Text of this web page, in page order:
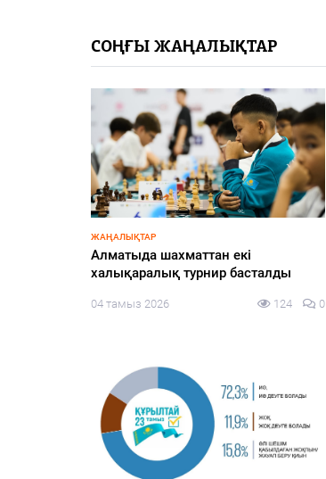
СОҢҒЫ ЖАҢАЛЫҚТАР
ЖАҢАЛЫҚТАР
Алматыда шахматтан екі
халықаралық турнир басталды
04 тамыз 2026 124 0